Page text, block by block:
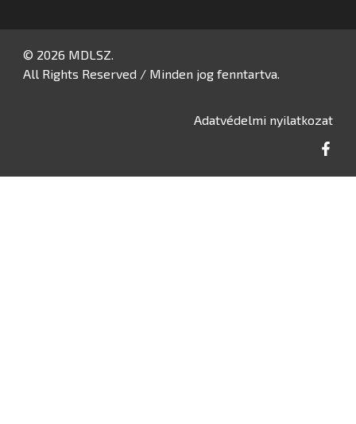
© 2026 MDLSZ.
All Rights Reserved / Minden jog fenntartva.
Adatvédelmi nyilatkozat